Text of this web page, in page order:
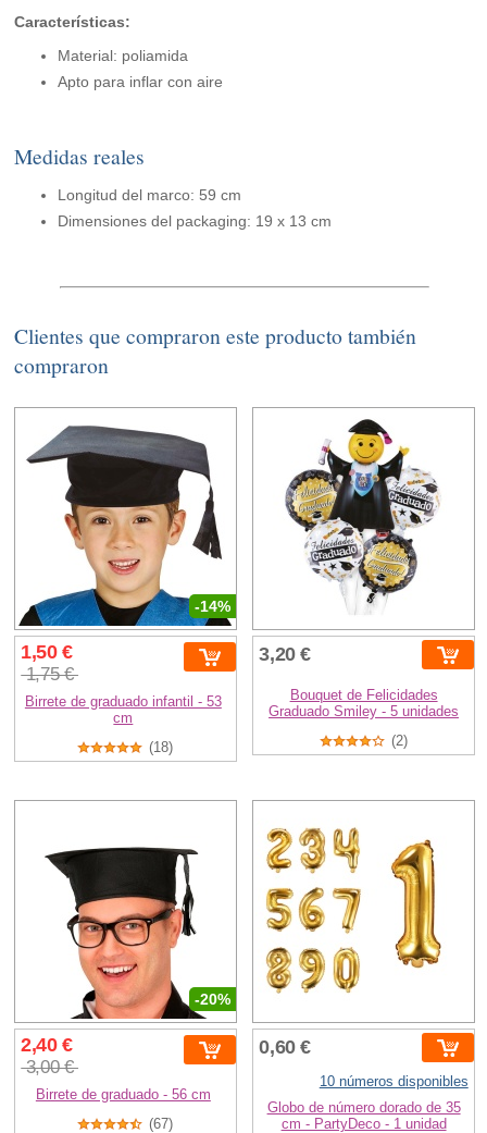
Características:
Material: poliamida
Apto para inflar con aire
Medidas reales
Longitud del marco: 59 cm
Dimensiones del packaging: 19 x 13 cm
Clientes que compraron este producto también
compraron
-14%
1,50 €
1,75 €
Birrete de graduado infantil - 53
cm
(18)
3,20 €
Bouquet de Felicidades
Graduado Smiley - 5 unidades
(2)
-20%
2,40 €
3,00 €
Birrete de graduado - 56 cm
(67)
0,60 €
10 números disponibles
Globo de número dorado de 35
cm - PartyDeco - 1 unidad